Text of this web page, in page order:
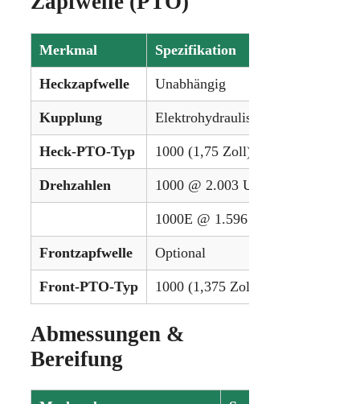
Merkmal Spezifikation
Heckzapfwelle Unabhängig
Kupplung Elektrohydraulische Nasskupplung
Heck-PTO-Typ 1000 (1,75 Zoll)
Drehzahlen 1000 @ 2.003 U/min
1000E @ 1.596 U/min
Frontzapfwelle Optional
Front-PTO-Typ 1000 (1,375 Zoll) oder 1000
Abmessungen &
Bereifung